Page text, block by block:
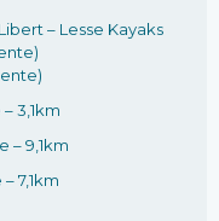
– Lesse Kayaks
– 3,1km
– 9,1km
– 7,1km